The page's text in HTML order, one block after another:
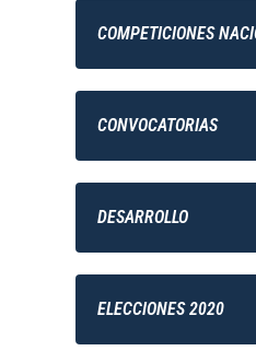
COMPETICIONES
CONVOCATORIAS
DESARROLLO
ELECCIONES 2020